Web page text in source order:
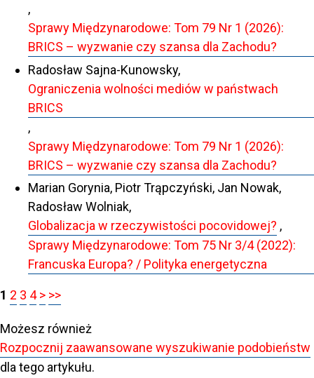
,
Sprawy Międzynarodowe: Tom 79 Nr 1 (2026):
BRICS – wyzwanie czy szansa dla Zachodu?
Radosław Sajna-Kunowsky,
Ograniczenia wolności mediów w państwach
BRICS
,
Sprawy Międzynarodowe: Tom 79 Nr 1 (2026):
BRICS – wyzwanie czy szansa dla Zachodu?
Marian Gorynia, Piotr Trąpczyński, Jan Nowak,
Radosław Wolniak,
Globalizacja w rzeczywistości pocovidowej? ,
Sprawy Międzynarodowe: Tom 75 Nr 3/4 (2022):
Francuska Europa? / Polityka energetyczna
1 2 3 4 > >>
Możesz również
Rozpocznij zaawansowane wyszukiwanie podobieństw
dla tego artykułu.